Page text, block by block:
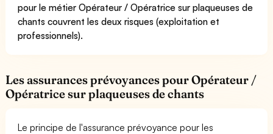
pour le métier Opérateur / Opératrice sur plaqueuses de
chants couvrent les deux risques (exploitation et
professionnels).
Les assurances prévoyances pour Opérateur /
Opératrice sur plaqueuses de chants
Le principe de l'assurance prévoyance pour les